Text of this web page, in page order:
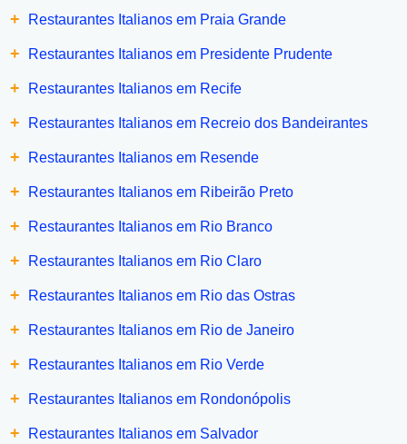
+ Restaurantes Italianos em Praia Grande
+ Restaurantes Italianos em Presidente Prudente
+ Restaurantes Italianos em Recife
+ Restaurantes Italianos em Recreio dos Bandeirantes
+ Restaurantes Italianos em Resende
+ Restaurantes Italianos em Ribeirão Preto
+ Restaurantes Italianos em Rio Branco
+ Restaurantes Italianos em Rio Claro
+ Restaurantes Italianos em Rio das Ostras
+ Restaurantes Italianos em Rio de Janeiro
+ Restaurantes Italianos em Rio Verde
+ Restaurantes Italianos em Rondonópolis
+ Restaurantes Italianos em Salvador